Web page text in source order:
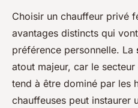
Choisir un chauffeur privé
avantages distincts qui
préférence personnelle. La
atout majeur, car le
tend à être dominé par les
chauffeuses peut instaurer